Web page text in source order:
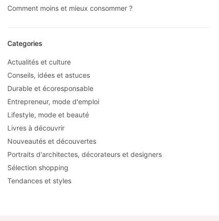
Comment moins et mieux consommer ?
Categories
Actualités et culture
Conseils, idées et astuces
Durable et écoresponsable
Entrepreneur, mode d'emploi
Lifestyle, mode et beauté
Livres à découvrir
Nouveautés et découvertes
Portraits d'architectes, décorateurs et designers
Sélection shopping
Tendances et styles